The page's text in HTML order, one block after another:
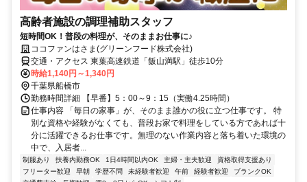
高齢者施設の調理補助スタッフ
短時間OK！普段の料理が、そのままお仕事に♪
ココファンはさま(グリーンフード株式会社)
交通・アクセス 東葉高速鉄道「飯山満駅」徒歩10分
時給1,140円～1,340円
千葉県船橋市
勤務時間詳細 【早番】5：00～9：15（実働4.25時間）
仕事内容 「毎日の家事」が、そのまま誰かの役に立つ仕事です。 特
別な資格や経験がなくても、普段お家で料理をしている方であれば十
分に活躍できるお仕事です。無理のない作業内容と落ち着いた環境の
中で、入居者...
制服あり 扶養内勤務OK 1日4時間以内OK 主婦・主夫歓迎
資格取得支援あり
フリーター歓迎
早朝 学歴不問 未経験者歓迎 午前 経験者歓迎
ブランクOK